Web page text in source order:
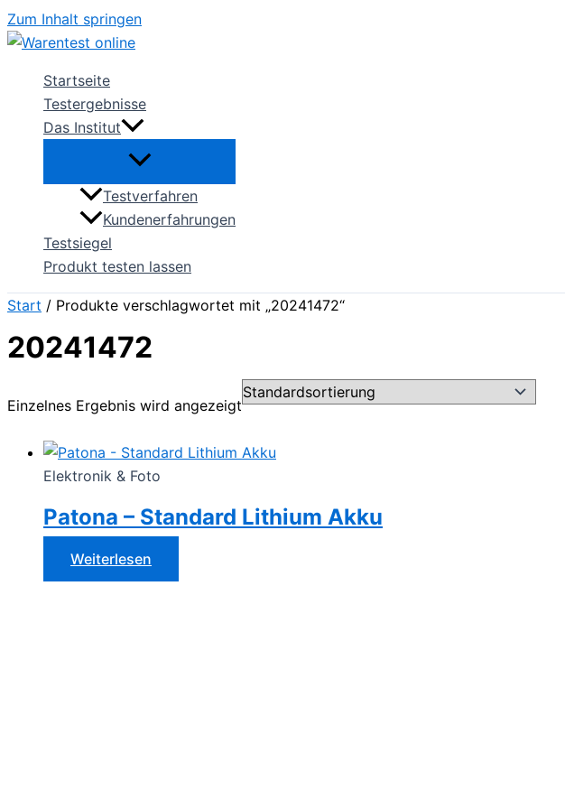
Zum Inhalt springen
Startseite
Testergebnisse
Das Institut
Testverfahren
Kundenerfahrungen
Testsiegel
Produkt testen lassen
Start / Produkte verschlagwortet mit „20241472“
20241472
Einzelnes Ergebnis wird angezeigt
Elektronik & Foto
Patona – Standard Lithium Akku
Weiterlesen